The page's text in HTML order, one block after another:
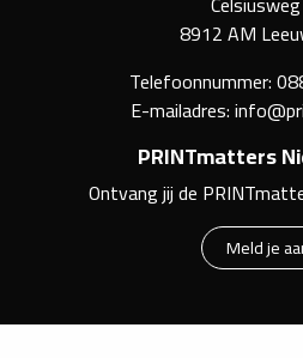
8912 AM
Telefoonnummer:
E-mailadres:
PRINTmatters
Ontvang jij de
Meld je